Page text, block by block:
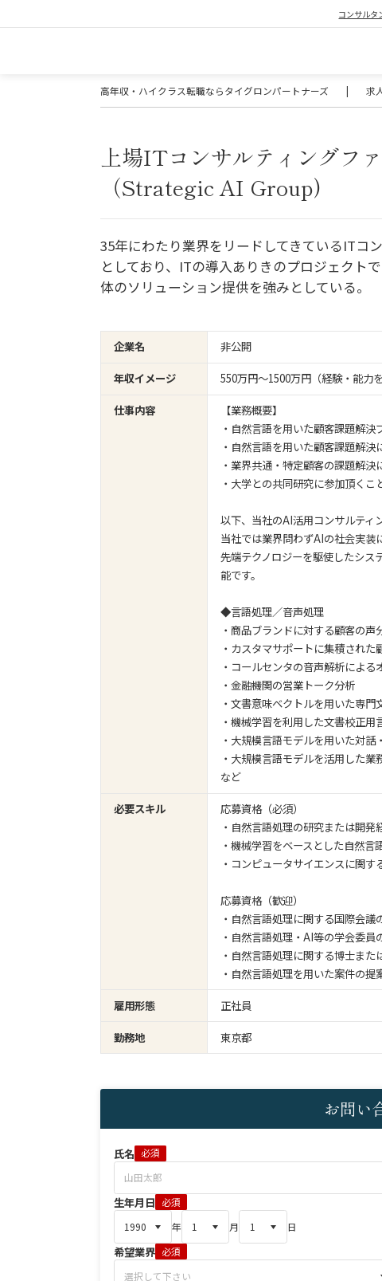
コンサルタ
高年収・ハイクラス転職ならタイグロンパートナーズ | 求
上場ITコンサルティングフ
（Strategic AI Group)
35年にわたり業界をリードしてきているITコ
としており、ITの導入ありきのプロジェクト
体のソリューション提供を強みとしている。
企業名
非公開
年収イメージ
550万円〜1500万円（経験・能力
仕事内容
【業務概要】
・自然言語を用いた顧客課題解
・自然言語を用いた顧客課題解
・業界共通・特定顧客の課題解
・大学との共同研究に参加頂くこ
以下、当社のAI活用コンサルティ
当社では業界問わずAIの社会実装
先端テクノロジーを駆使したシス
能です。
◆言語処理／音声処理
・商品ブランドに対する顧客の声
・カスタマサポートに集積され
・コールセンタの音声解析によ
・金融機関の営業トーク分析
・文書意味ベクトルを用いた専門
・機械学習を利用した文書校正用
・大規模言語モデルを用いた対
・大規模言語モデルを活用した業
など
必要スキル
応募資格（必須）
・自然言語処理の研究または開発
・機械学習をベースとした自然
・コンピュータサイエンスに関す
応募資格（歓迎）
・自然言語処理に関する国際会議
・自然言語処理・AI等の学会委員
・自然言語処理に関する博士また
・自然言語処理を用いた案件の
雇用形態
正社員
勤務地
東京都
お問い
氏名 必須
生年月日 必須
年
月 日
希望業界 必須